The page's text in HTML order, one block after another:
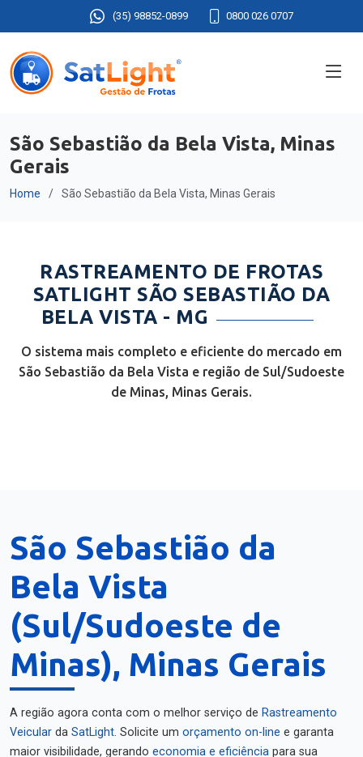
(35) 98852-0899 0800 026 0707
São Sebastião da Bela Vista, Minas
Gerais
Home São Sebastião da Bela Vista, Minas Gerais
RASTREAMENTO DE FROTAS
SATLIGHT SÃO SEBASTIÃO DA
BELA VISTA - MG
O sistema mais completo e eficiente do mercado em
São Sebastião da Bela Vista e região de Sul/Sudoeste
de Minas, Minas Gerais.
São Sebastião da
Bela Vista
(Sul/Sudoeste de
Minas), Minas Gerais
A região agora conta com o melhor serviço de Rastreamento
Veicular da SatLight. Solicite um orçamento on-line e garanta
maior visibilidade, gerando economia e eficiência para sua